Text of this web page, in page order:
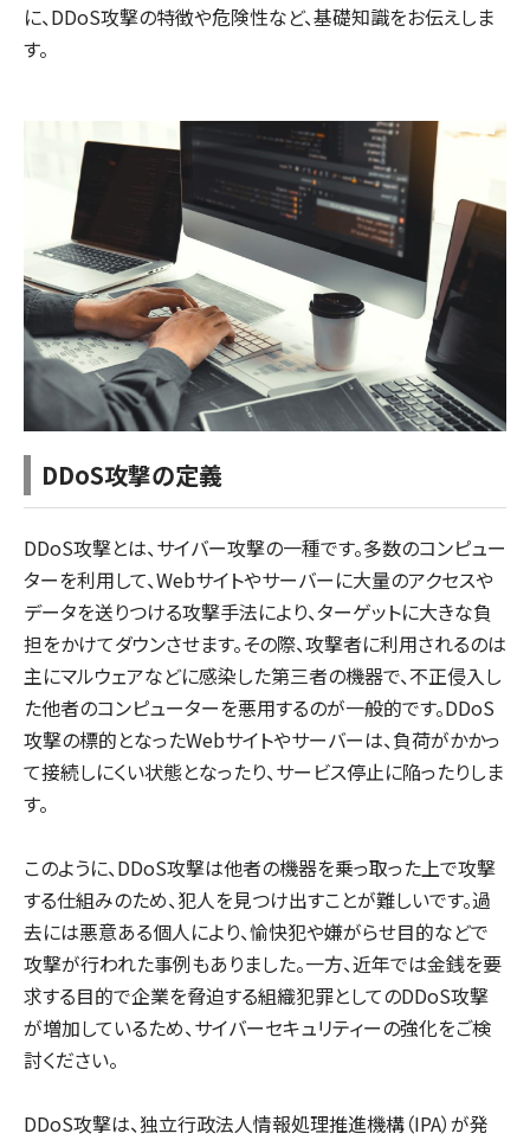
に、DDoS攻撃の特徴や危険性など、基礎知識をお伝えしま
す。
DDoS攻撃の定義
DDoS攻撃とは、サイバー攻撃の一種です。多数のコンピュー
ターを利用して、Webサイトやサーバーに大量のアクセスや
データを送りつける攻撃手法により、ターゲットに大きな負
担をかけてダウンさせます。その際、攻撃者に利用されるのは
主にマルウェアなどに感染した第三者の機器で、不正侵入し
た他者のコンピューターを悪用するのが一般的です。DDoS
攻撃の標的となったWebサイトやサーバーは、負荷がかかっ
て接続しにくい状態となったり、サービス停止に陥ったりしま
す。
このように、DDoS攻撃は他者の機器を乗っ取った上で攻撃
する仕組みのため、犯人を見つけ出すことが難しいです。過
去には悪意ある個人により、愉快犯や嫌がらせ目的などで
攻撃が行われた事例もありました。一方、近年では金銭を要
求する目的で企業を脅迫する組織犯罪としてのDDoS攻撃
が増加しているため、サイバーセキュリティーの強化をご検
討ください。
DDoS攻撃は、独立行政法人情報処理推進機構（IPA）が発